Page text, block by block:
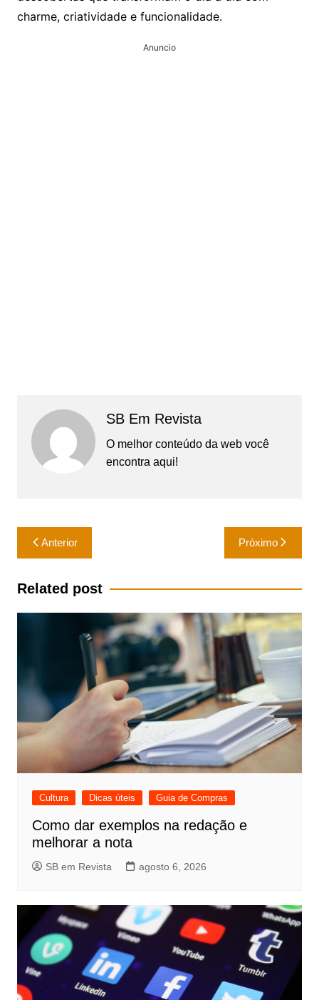
charme, criatividade e funcionalidade.
Anuncio
SB Em Revista
O melhor conteúdo da web você
encontra aqui!
Navegação
de
Post
Anterior Próximo
Related post
Cultura Dicas úteis Guia de Compras
Como dar exemplos na redação e
melhorar a nota
SB em Revista agosto 6, 2026